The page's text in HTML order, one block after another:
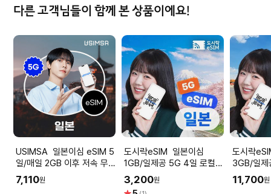
다른 고객님들이 함께 본 상품이에요!
USIMSA 일본이심 eSIM 5
일/매일 2GB 이후 저속 무
제한 소프트뱅크/KDDI
7,110원
도시락eSIM 일본이심
1GB/일제공 5G 4일 로컬망
소프트뱅크 도시락eSIM
3,200원
도시락eSIM 중
3GB/일
터 무제한
11,700원